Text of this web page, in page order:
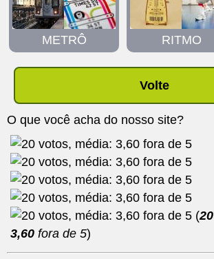
METRÔ RITMO
Volte
O que você acha do nosso site?
(20
3,60 fora de 5)